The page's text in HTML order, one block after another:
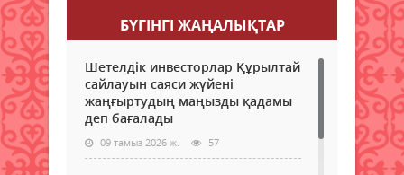
БҮГІНГI ЖАҢАЛЫҚТАР
Шетелдік инвесторлар Құрылтай
сайлауын саяси жүйені
жаңғыртудың маңызды қадамы
деп бағалады
09 тамыз 2026 ж. 57